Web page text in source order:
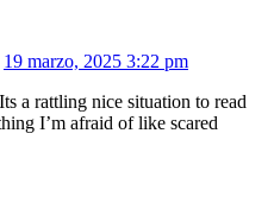
19 marzo, 2025 3:22 pm
a rattling nice situation to read
I’m afraid of like scared